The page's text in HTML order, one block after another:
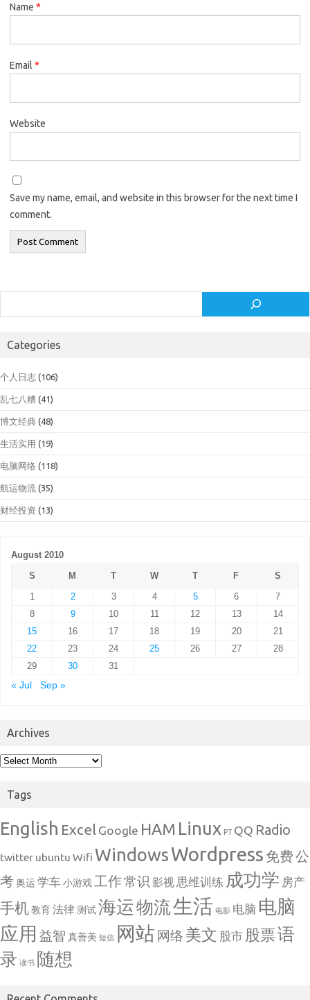
Name *
Email *
Website
Save my name, email, and website in this browser for the next time I
comment.
Categories
个人日志 (106)
乱七八糟 (41)
博文经典 (48)
生活实用 (19)
电脑网络 (118)
航运物流 (35)
财经投资 (13)
August 2010
S
M T W T F
S
1
2 3 4 5 6
7
8
9 10 11 12 13
14
15
16 17 18 19 20
21
22
23 24 25 26 27
28
29
30
31
« Jul
Sep »
Archives
Archives
Tags
English Excel Google HAM Linux PT QQ Radio
twitter ubuntu Wifi WindowsWordpress 免费公
考奥运 学车小游戏 工作常识 影视 思维训练 成功学 房产
手机 教育法律测试海运物流生活 电影 电脑 电脑
应用 益智 真善美 短信 网站 网络 美文 股市 股票语
录 读书 随想